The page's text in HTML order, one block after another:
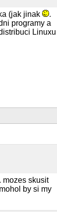
(jak jinak
.
programy a
Linuxu
mozes skusit
by si my